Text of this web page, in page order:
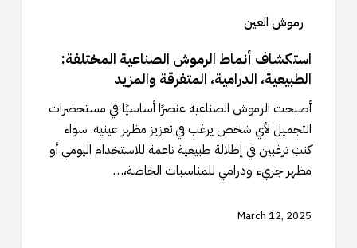
الرموش
الصناعية
المختلفة:
الطبيعية،
الدرامية،
المتفرقة
والمزيد
رموش العين
استكشاف أنماط الرموش الصناعية المختلفة:
الطبيعية، الدرامية، المتفرقة والمزيد
أصبحت الرموش الصناعية عنصرًا أساسيًا في مستحضرات
التجميل لأي شخص يرغب في تعزيز مظهر عينيه. سواء
كنتِ ترغبين في إطلالة طبيعية ناعمة للاستخدام اليومي أو
مظهر جريء ودرامي للمناسبات الخاصة،…
March 12, 2025